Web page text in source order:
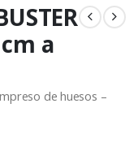
a
de huesos –